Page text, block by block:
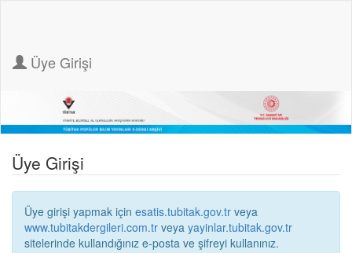
Üye Girişi
Üye Girişi
Üye girişi yapmak için esatis.tubitak.gov.tr veya
www.tubitakdergileri.com.tr veya yayinlar.tubitak.gov.tr
sitelerinde kullandığınız e-posta ve şifreyi kullanınız.